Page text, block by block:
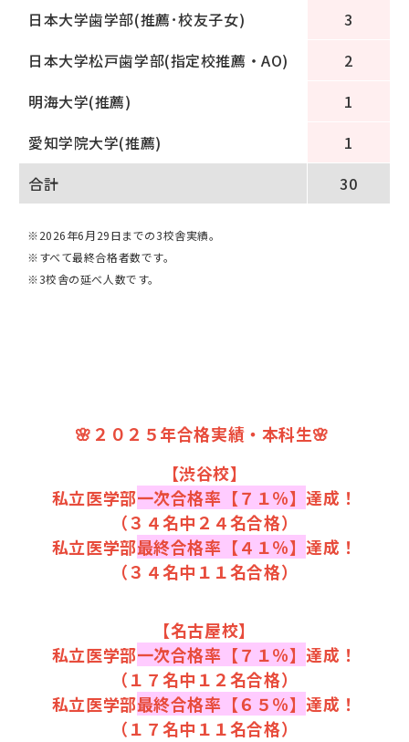
日本大学歯学部(推薦･校友子女)
3
日本大学松戸歯学部(指定校推薦・AO)
2
明海大学(推薦)
1
愛知学院大学(推薦)
1
合計
30
※2026年6月29日までの3校舎実績。
※すべて最終合格者数です。
※3校舎の延べ人数です。
🌸２０２５年合格実績・本科生🌸
【渋谷校】
私立医学部一次合格率【７１％】 達成！
（３４名中２４名合格）
私立医学部最終合格率【４１％】 達成！
（３４名中１１名合格）
【名古屋校】
私立医学部一次合格率【７１％】 達成！
（１７名中１２名合格）
私立医学部最終合格率【６５％】 達成！
（１７名中１１名合格）